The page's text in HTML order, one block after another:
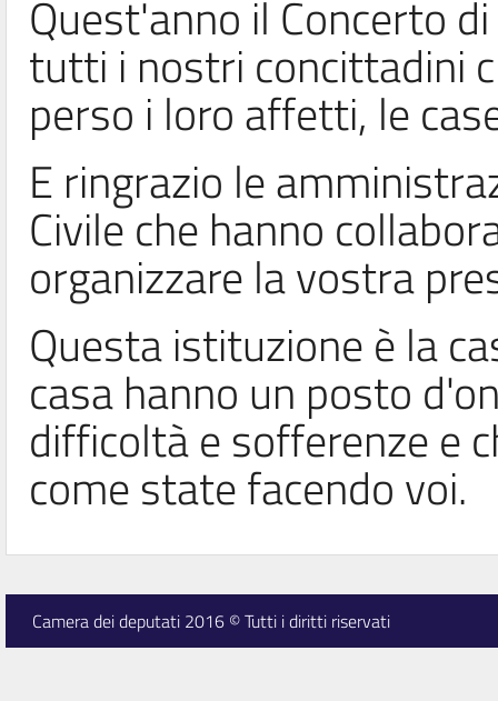
Quest'anno il Concerto
tutti i nostri concittadini
perso i loro affetti, le
E ringrazio le
Civile che hanno
organizzare la vostra
Questa istituzione è la
casa hanno un posto
difficoltà e sofferenze e
come state facendo voi.
Camera dei deputati 2016 © Tutti i diritti riservati